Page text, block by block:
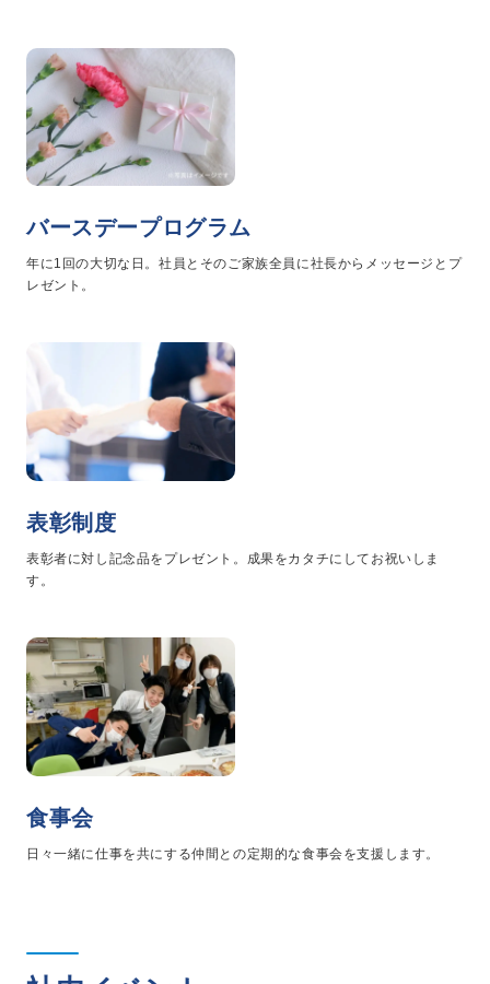
ニュース
よくある質問
お問い合わせ
現地診断見積もり（無料）
施工パートナー募集
総合お問い合わせ
プライバシーポリシー
コミュニティガイドライン
AIポリシー
特定商取引法に基づく表記
バースデープログラム
年に1回の大切な日。社員とそのご家族全員に社長からメッセージとプ
レゼント。
表彰制度
表彰者に対し記念品をプレゼント。成果をカタチにしてお祝いしま
す。
食事会
日々一緒に仕事を共にする仲間との定期的な食事会を支援します。